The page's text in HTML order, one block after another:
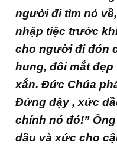
người đi tìm nó
nhập tiệc trước
cho người đi đón
hung, đôi mắt
xắn. Đức Chúa
Đứng dậy , xức
chính nó đó!”
dầu và xức cho